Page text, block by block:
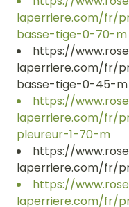
laperriere.com/fr/
basse-tige-0-70-m
https://
laperriere.com/fr/
basse-tige-0-45-m
https://
laperriere.com/fr/
pleureur-1-70-m
https://
laperriere.com/fr/
https://
laperriere.com/fr/